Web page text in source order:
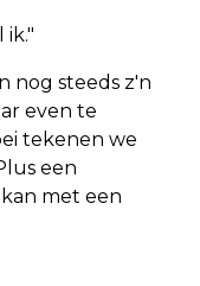
ik."
nog steeds z'n
even te
tekenen we
een
met een